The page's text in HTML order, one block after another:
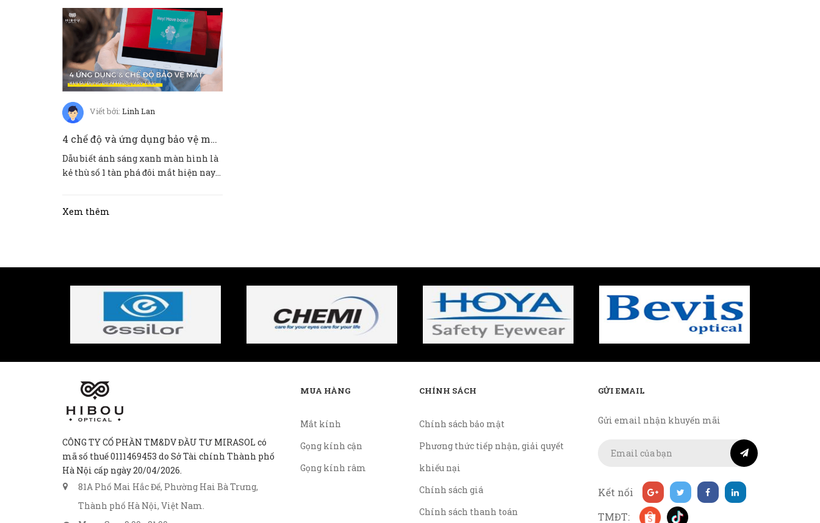
Viết bởi: Linh Lan
4 chế độ và ứng dụng bảo vệ mắt khi sử dụng điện thoại IOS và ANDROID
Dẫu biết ánh sáng xanh màn hình là
kẻ thù số 1 tàn phá đôi mắt hiện nay
Xem thêm
CÔNG TY CỔ PHẦN TM&DV ĐẦU TƯ MIRASOL có
mã số thuế 0111469453 do Sở Tài chính Thành phố
Hà Nội cấp ngày 20/04/2026.
81A Phố Mai Hắc Đế, Phường Hai Bà Trưng,
Thành phố Hà Nội, Việt Nam.
MUA HÀNG
Mắt kính
Gọng kính cận
Gọng kính râm
CHÍNH SÁCH
Chính sách bảo mật
Phương thức tiếp nhận, giải quyết
khiếu nại
Chính sách giá
Chính sách thanh toán
GỬI EMAIL
Gửi email nhận khuyến mãi
Kết nối
TMĐT: